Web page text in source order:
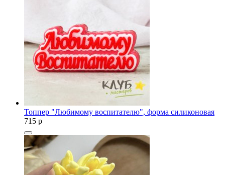
Топпер "Любимому воспитателю", форма силиконовая
715 p